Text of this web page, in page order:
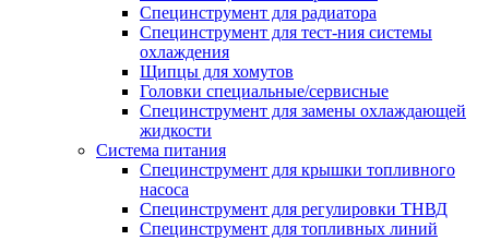
Специнструмент для радиатора
Специнструмент для тест-ния системы
охлаждения
Щипцы для хомутов
Головки специальные/сервисные
Специнструмент для замены охлаждающей
жидкости
Система питания
Специнструмент для крышки топливного
насоса
Специнструмент для регулировки ТНВД
Специнструмент для топливных линий